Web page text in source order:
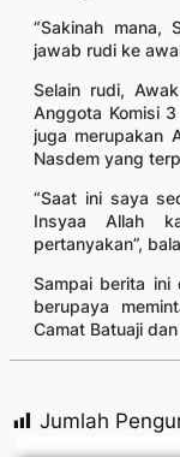
“Sakinah mana,
jawab rudi ke
Selain rudi,
Anggota Komisi
juga merupakan
Nasdem yang
“Saat ini saya
Insyaa Allah
pertanyakan”,
Sampai berita ini
berupaya
Camat Batuaji
Jumlah